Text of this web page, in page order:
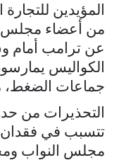
المؤيدين
من أعضاء مجلس
عن ترامب أمام
الكواليس
جماعات الضغط،
التحذيرات من
تتسبب في فقدان
مجلس النواب